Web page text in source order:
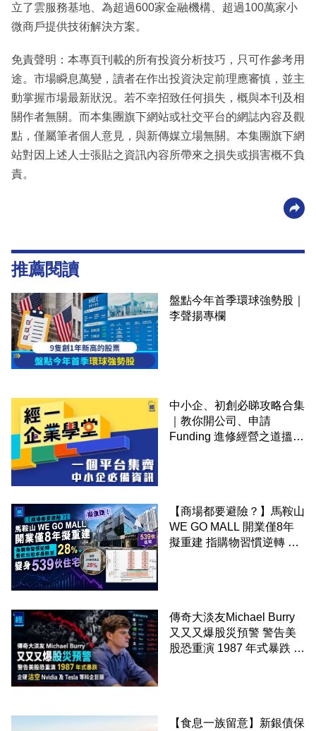
立了雲服務基地、為超過600家金融機構、超過100萬家小
微商戶提供技術解決方案。
免責聲明：本專頁刊載的所有投資分析技巧，只可作參考用
途。市場瞬息萬變，讀者在作出投資決定前理應審慎，並主
動掌握市場最新狀況。若不幸招致任何損失，概與本刊及相
關作者無關。而本集團旗下網站或社交平台的網誌內容及觀
點，僅屬筆者個人意見，與新傳媒立場無關。本集團旗下網
站對因上述人士張貼之資訊內容所帶來之損失或損害概不負
責。
推薦閱讀
盤點今年首季環球強勢股｜
李聲揚專欄
中小企、初創必睇攻略合集
｜教你開公司、申請
Funding 進修經營之道搵大
【商場都要避險？】馬鞍山
WE GO MALL 開業僅8年
擬重建 指購物習慣逆轉 餐
傳奇大淡友Michael Burry
又又又爆股災預警 警告美
股恐重演 1987 年式暴跌 企
【食息一族留意】新銀債保